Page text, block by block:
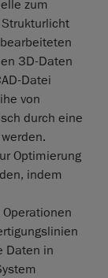
zum
3D-Daten
Datei
von
durch eine
Optimierung
indem
Daten in